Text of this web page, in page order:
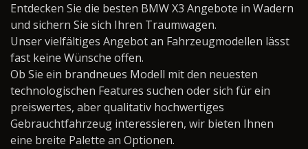
Entdecken Sie die besten BMW X3 Angebote in Wadern
und sichern Sie sich Ihren Traumwagen.
Unser vielfältiges Angebot an Fahrzeugmodellen lässt
fast keine Wünsche offen.
Ob Sie ein brandneues Modell mit den neuesten
technologischen Features suchen oder sich für ein
preiswertes, aber qualitativ hochwertiges
Gebrauchtfahrzeug interessieren, wir bieten Ihnen
eine breite Palette an Optionen.